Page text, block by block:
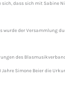
dass sich mit Sabine
wurde der Versammlung
des
Simone Beier die